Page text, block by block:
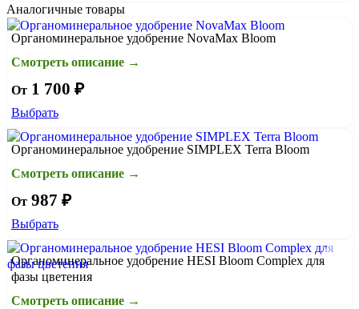
Аналогичные товары
Органоминеральное удобрение NovaMax Bloom
Смотреть описание →
От1 700 ₽
Выбрать
Органоминеральное удобрение SIMPLEX Terra Bloom
Смотреть описание →
От987 ₽
Выбрать
Органоминеральное удобрение HESI Bloom Complex для
фазы цветения
Смотреть описание →